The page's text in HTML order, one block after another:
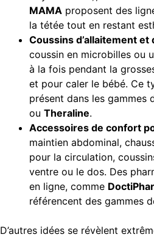
MAMA proposent des
la tétée tout en restant
Coussins d’allaitement et
coussin en microbilles ou
à la fois pendant la
et pour caler le bébé. Ce
présent dans les gammes
ou Theraline.
Accessoires de confort
maintien abdominal,
pour la circulation,
ventre ou le dos. Des
en ligne, comme
référencent des gammes
D’autres idées se révèlent